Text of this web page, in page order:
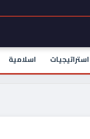
استراتيجيات اسلامية